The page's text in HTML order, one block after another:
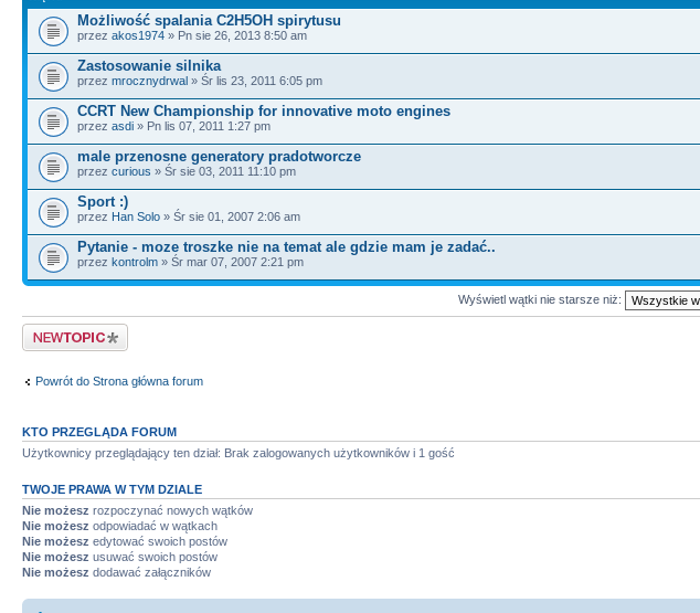
Możliwość spalania C2H5OH spirytusu
przez akos1974 » Pn sie 26, 2013 8:50 am
Zastosowanie silnika
przez mrocznydrwal » Śr lis 23, 2011 6:05 pm
CCRT New Championship for innovative moto engines
przez asdi » Pn lis 07, 2011 1:27 pm
male przenosne generatory pradotworcze
przez curious » Śr sie 03, 2011 11:10 pm
Sport :)
przez Han Solo » Śr sie 01, 2007 2:06 am
Pytanie - moze troszke nie na temat ale gdzie mam je zadać..
przez kontrolm » Śr mar 07, 2007 2:21 pm
Wyświetl wątki nie starsze niż:
Napisz wątek
Powrót do Strona główna forum
KTO PRZEGLĄDA FORUM
Użytkownicy przeglądający ten dział: Brak zalogowanych użytkowników i 1 gość
TWOJE PRAWA W TYM DZIALE
Nie możesz rozpoczynać nowych wątków
Nie możesz odpowiadać w wątkach
Nie możesz edytować swoich postów
Nie możesz usuwać swoich postów
Nie możesz dodawać załączników